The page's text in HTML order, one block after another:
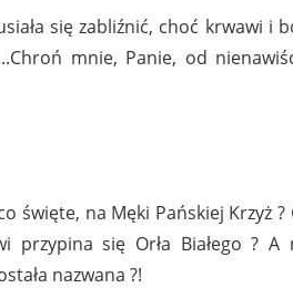
się zabliźnić, choć krwawi i
mnie, Panie, od
święte, na Męki Pańskiej Krzyż ?
przypina się Orła Białego ? A
nazwana ?!